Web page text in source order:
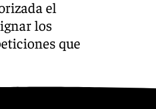
el
los
que
declara que